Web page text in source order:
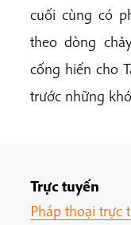
cuối cùng có
theo dòng
cống hiến cho
trước những
Trực tuyến
Pháp thoại trực